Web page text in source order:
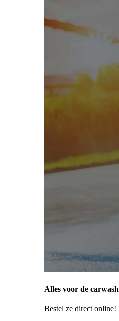
Alles voor de carwash
Bestel ze direct online!